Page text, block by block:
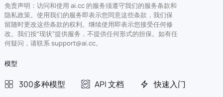
免责声明：访问和使用 ai.cc 的服务须遵守我们的服务条款和
隐私政策。使用我们的服务即表示您同意这些条款，我们保
留随时更改这些条款的权利。继续使用即表示您接受任何修
改。我们按“现状”提供服务，不提供任何形式的担保。如有任
何疑问，请联系 support@ai.cc。
模型
300多种模型 API 文档 快速入门